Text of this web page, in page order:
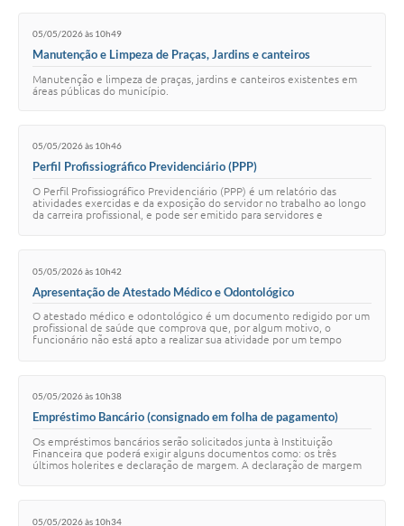
05/05/2026 às 10h49
Manutenção e Limpeza de Praças, Jardins e canteiros
Manutenção e limpeza de praças, jardins e canteiros existentes em
áreas públicas do município.
05/05/2026 às 10h46
Perfil Profissiográfico Previdenciário (PPP)
O Perfil Profissiográfico Previdenciário (PPP) é um relatório das
atividades exercidas e da exposição do servidor no trabalho ao longo
da carreira profissional, e pode ser emitido para servidores e
05/05/2026 às 10h42
Apresentação de Atestado Médico e Odontológico
O atestado médico e odontológico é um documento redigido por um
profissional de saúde que comprova que, por algum motivo, o
funcionário não está apto a realizar sua atividade por um tempo
05/05/2026 às 10h38
Empréstimo Bancário (consignado em folha de pagamento)
Os empréstimos bancários serão solicitados junta à Instituição
Financeira que poderá exigir alguns documentos como: os três
últimos holerites e declaração de margem. A declaração de margem
05/05/2026 às 10h34